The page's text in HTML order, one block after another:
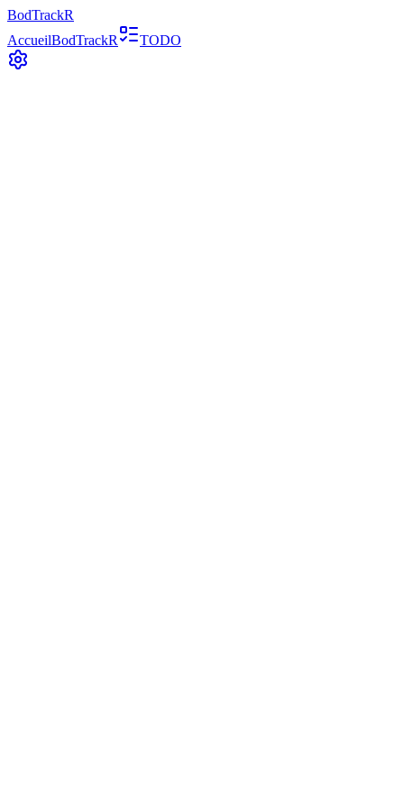
BodTrackR
AccueilBodTrackR TODO